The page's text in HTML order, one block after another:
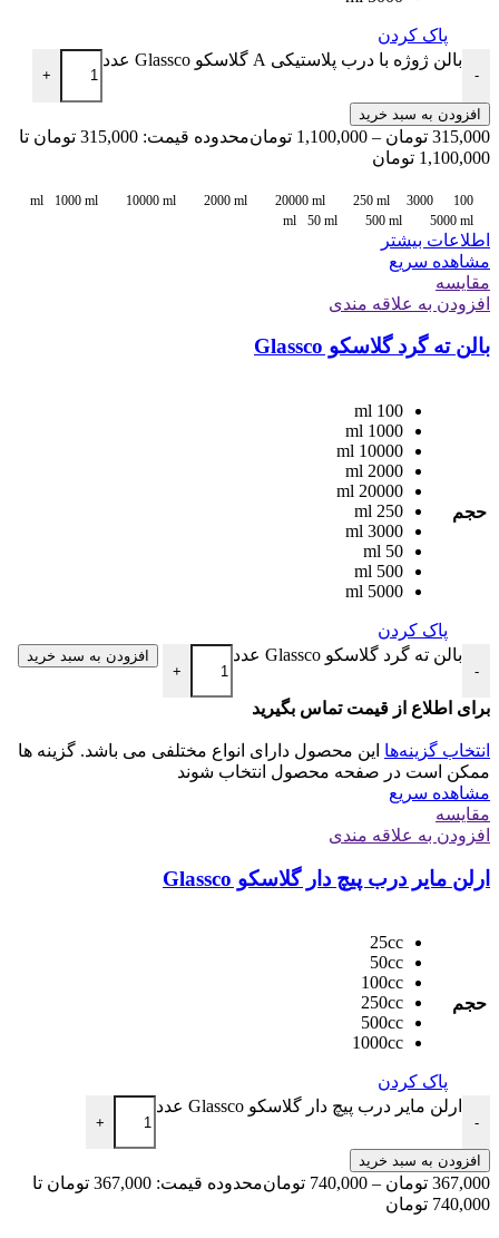
پاک کردن
-
بالن ژوژه با درب پلاستیکی A گلاسکو Glassco عدد
+
افزودن به سبد خرید
315,000 تومان –
1,100,000 تومان
محدوده قیمت: 315,000 تومان تا
1,100,000 تومان
100 ml
1000 ml 10000 ml 2000 ml 20000 ml 250 ml
3000
ml
50 ml 500 ml 5000 ml
اطلاعات بیشتر
مشاهده سریع
مقایسه
افزودن به علاقه مندی
بالن ته گرد گلاسکو Glassco
حجم
100 ml
1000 ml
10000 ml
2000 ml
20000 ml
250 ml
3000 ml
50 ml
500 ml
5000 ml
پاک کردن
-
بالن ته گرد گلاسکو Glassco عدد
+
افزودن به سبد خرید
برای اطلاع از قیمت تماس بگیرید
انتخاب گزینه‌ها این محصول دارای انواع مختلفی می باشد. گزینه ها
ممکن است در صفحه محصول انتخاب شوند
مشاهده سریع
مقایسه
افزودن به علاقه مندی
ارلن مایر درب پیچ دار گلاسکو Glassco
حجم
25cc
50cc
100cc
250cc
500cc
1000cc
پاک کردن
-
ارلن مایر درب پیچ دار گلاسکو Glassco عدد
+
افزودن به سبد خرید
367,000 تومان –
740,000 تومان
محدوده قیمت: 367,000 تومان تا
740,000 تومان